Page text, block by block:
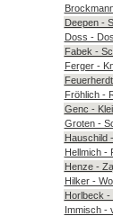
Deepen -
Doss -
Fabek -
Ferger -
Fröhlich -
Genc -
Groten -
Hauschild
Hellmich -
Henze -
Hilker -
Horlbeck -
Immisch -